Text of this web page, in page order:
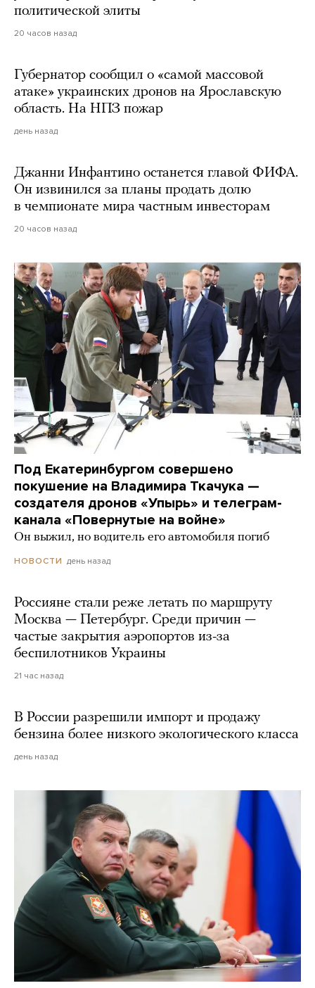
политической элиты
20 часов назад
Губернатор сообщил о «самой массовой
атаке» украинских дронов на Ярославскую
область. На НПЗ пожар
день назад
Джанни Инфантино останется главой ФИФА.
Он извинился за планы продать долю
в чемпионате мира частным инвесторам
20 часов назад
Под Екатеринбургом совершено
покушение на Владимира Ткачука —
создателя дронов «Упырь» и телеграм-
канала «Повернутые на войне»
Он выжил, но водитель его автомобиля погиб
НОВОСТИ день назад
Россияне стали реже летать по маршруту
Москва — Петербург. Среди причин —
частые закрытия аэропортов из-за
беспилотников Украины
21 час назад
В России разрешили импорт и продажу
бензина более низкого экологического класса
день назад